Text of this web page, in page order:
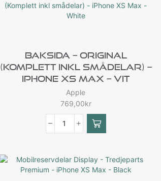
Baksida – Original
(Komplett Inkl Smådelar) –
IPhone XS Max – Vit
Apple
769,00kr